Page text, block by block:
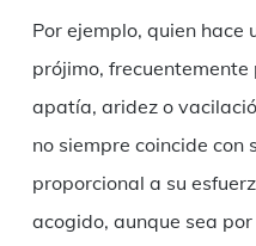
Por ejemplo, quien hace
prójimo,
apatía, aridez o
no siempre coincide con
proporcional a su
acogido, aunque sea